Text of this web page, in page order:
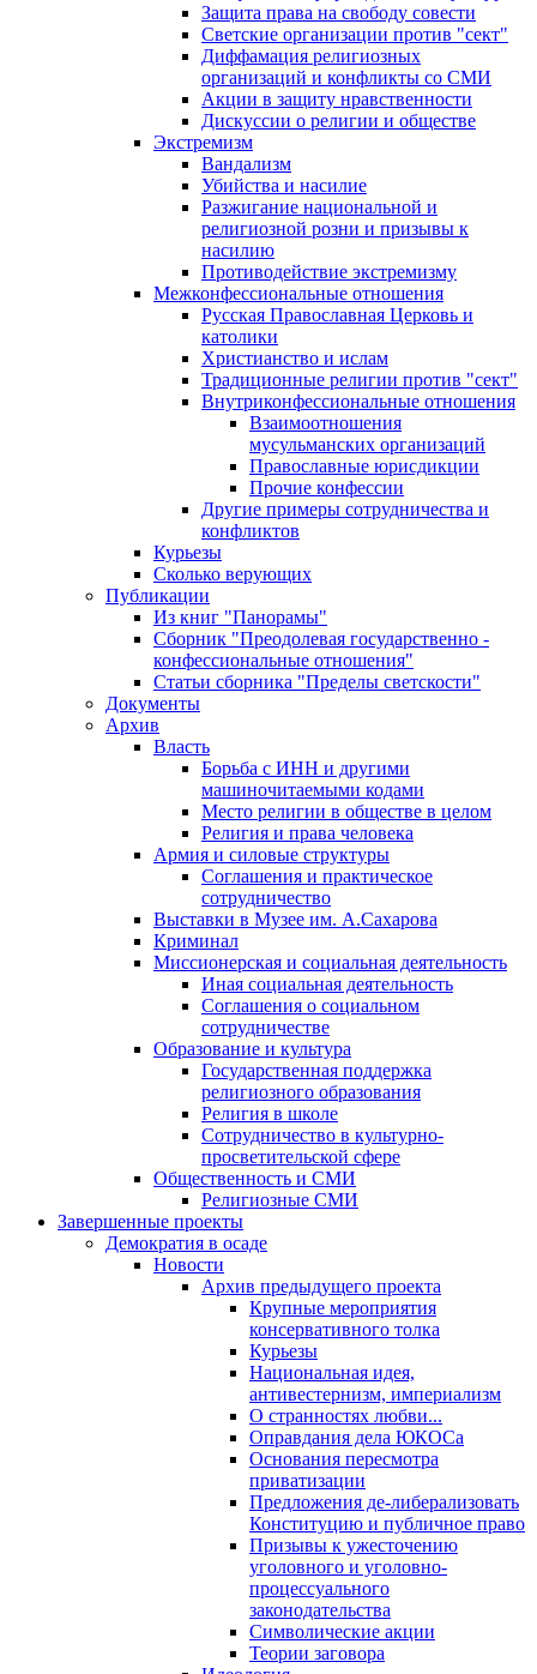
Защита права на свободу совести
Светские организации против "сект"
Диффамация религиозных
организаций и конфликты со СМИ
Акции в защиту нравственности
Дискуссии о религии и обществе
Экстремизм
Вандализм
Убийства и насилие
Разжигание национальной и
религиозной розни и призывы к
насилию
Противодействие экстремизму
Межконфессиональные отношения
Русская Православная Церковь и
католики
Христианство и ислам
Традиционные религии против "сект"
Внутриконфессиональные отношения
Взаимоотношения
мусульманских организаций
Православные юрисдикции
Прочие конфессии
Другие примеры сотрудничества и
конфликтов
Курьезы
Сколько верующих
Публикации
Из книг "Панорамы"
Сборник "Преодолевая государственно -
конфессиональные отношения"
Статьи сборника "Пределы светскости"
Документы
Архив
Власть
Борьба с ИНН и другими
машиночитаемыми кодами
Место религии в обществе в целом
Религия и права человека
Армия и силовые структуры
Соглашения и практическое
сотрудничество
Выставки в Музее им. А.Сахарова
Криминал
Миссионерская и социальная деятельность
Иная социальная деятельность
Соглашения о социальном
сотрудничестве
Образование и культура
Государственная поддержка
религиозного образования
Религия в школе
Сотрудничество в культурно-
просветительской сфере
Общественность и СМИ
Религиозные СМИ
Завершенные проекты
Демократия в осаде
Новости
Архив предыдущего проекта
Крупные мероприятия
консервативного толка
Курьезы
Национальная идея,
антивестернизм, империализм
О странностях любви...
Оправдания дела ЮКОСа
Основания пересмотра
приватизации
Предложения де-либерализовать
Конституцию и публичное право
Призывы к ужесточению
уголовного и уголовно-
процессуального
законодательства
Символические акции
Теории заговора